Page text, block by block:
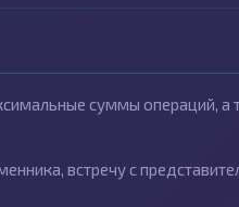
суммы операций, а
встречу с